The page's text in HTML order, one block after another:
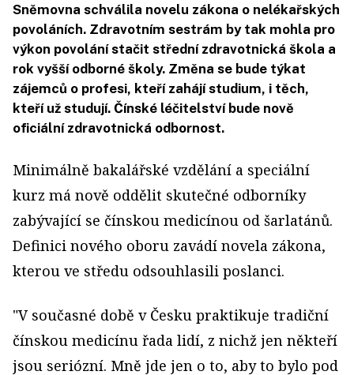
Sněmovna schválila novelu zákona o nelékařských
povoláních. Zdravotním sestrám by tak mohla pro
výkon povolání stačit střední zdravotnická škola a
rok vyšší odborné školy. Změna se bude týkat
zájemců o profesi, kteří zahájí studium, i těch,
kteří už studují. Čínské léčitelství bude nově
oficiální zdravotnická odbornost.
Minimálně bakalářské vzdělání a speciální
kurz má nově oddělit skutečné odborníky
zabývající se čínskou medicínou od šarlatánů.
Definici nového oboru zavádí novela zákona,
kterou ve středu odsouhlasili poslanci.
"V současné době v Česku praktikuje tradiční
čínskou medicínu řada lidí, z nichž jen někteří
jsou seriózní. Mně jde jen o to, aby to bylo pod